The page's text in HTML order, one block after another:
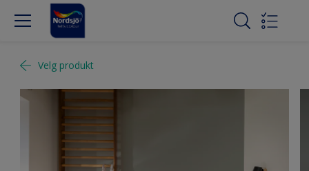
Velg produkt